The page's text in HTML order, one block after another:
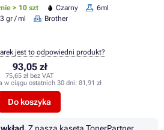
> 10 szt Czarny
6ml
gr / ml
Brother
93,05 zł
75,65 zł bez VAT
w ciągu ostatnich 30 dni: 81,91 zł
Do koszyka
jest to odpowiedni produkt?
Z naszą kasetą TonerPartner